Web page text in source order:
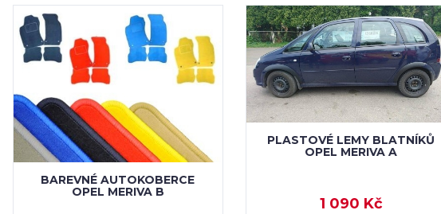
BAREVNÉ AUTOKOBERCE
OPEL MERIVA B
PLASTOVÉ LEMY BLATNÍKŮ
OPEL MERIVA A
1 090 Kč